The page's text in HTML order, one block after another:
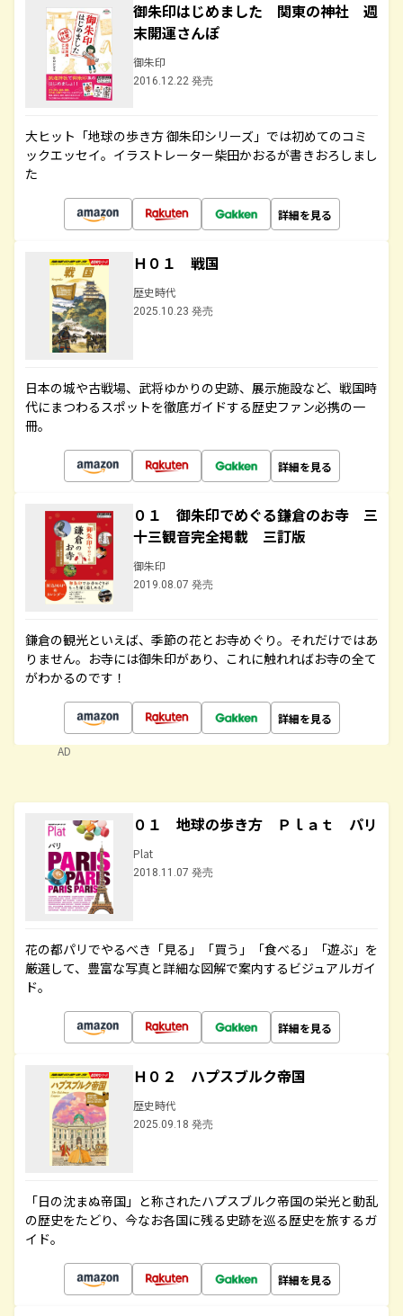
御朱印はじめました 関東の神社 週
末開運さんぽ
御朱印
2016.12.22 発売
大ヒット「地球の歩き方 御朱印シリーズ」では初めてのコミ
ックエッセイ。イラストレーター柴田かおるが書きおろしまし
た
詳細を見る
Ｈ０１ 戦国
歴史時代
2025.10.23 発売
日本の城や古戦場、武将ゆかりの史跡、展示施設など、戦国時
代にまつわるスポットを徹底ガイドする歴史ファン必携の一
冊。
詳細を見る
０１ 御朱印でめぐる鎌倉のお寺 三
十三観音完全掲載 三訂版
御朱印
2019.08.07 発売
鎌倉の観光といえば、季節の花とお寺めぐり。それだけではあ
りません。お寺には御朱印があり、これに触れればお寺の全て
がわかるのです！
詳細を見る
AD
０１ 地球の歩き方 Ｐｌａｔ パリ
Plat
2018.11.07 発売
花の都パリでやるべき「見る」「買う」「食べる」「遊ぶ」を
厳選して、豊富な写真と詳細な図解で案内するビジュアルガイ
ド。
詳細を見る
Ｈ０２ ハプスブルク帝国
歴史時代
2025.09.18 発売
「日の沈まぬ帝国」と称されたハプスブルク帝国の栄光と動乱
の歴史をたどり、今なお各国に残る史跡を巡る歴史を旅するガ
イド。
詳細を見る